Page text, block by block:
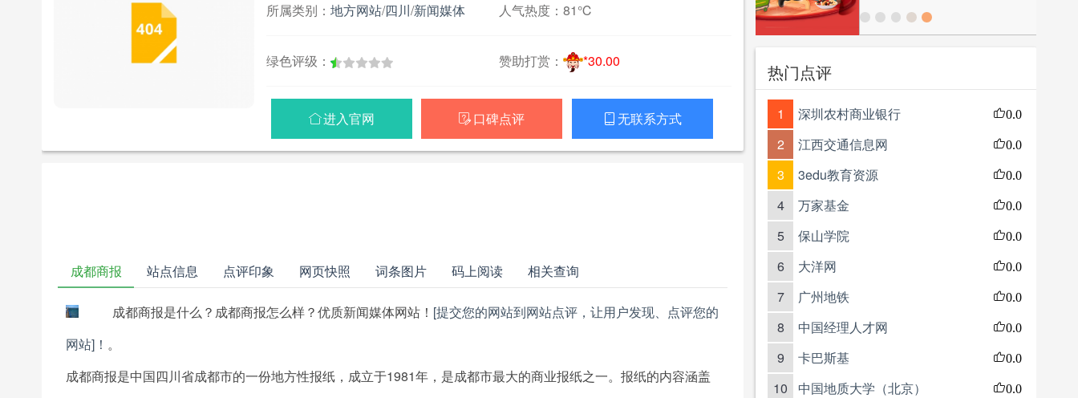
所属类别： 地方网站/四川/新闻媒体 人气热度： 81℃
绿色评级： 赞助打赏： *30.00
进入官网  口碑点评  无联系方式
成都商报 站点信息 点评印象 网页快照 词条图片 码上阅读 相关查询
成都商报是什么？成都商报怎么样？优质新闻媒体网站！ [提交您的网站到网站点评，让用户发现、点评您的
网站]！ 。
成都商报是中国四川省成都市的一份地方性报纸，成立于1981年，是成都市最大的商业报纸之一。报纸的内容涵盖
热门点评
1 深圳农村商业银行 0.0
2 江西交通信息网 0.0
3 3edu教育资源 0.0
4 万家基金 0.0
5 保山学院 0.0
6 大洋网 0.0
7 广州地铁 0.0
8 中国经理人才网 0.0
9 卡巴斯基 0.0
10 中国地质大学（北京） 0.0